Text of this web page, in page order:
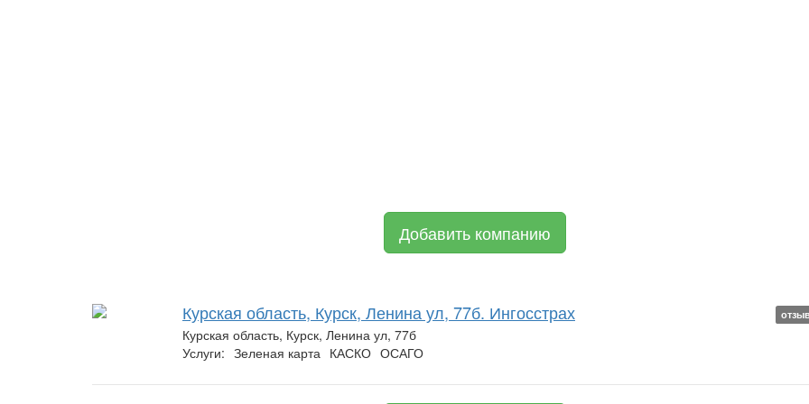
Добавить компанию
Курская область, Курск, Ленина ул, 77б. Ингосстрах
Курская область, Курск, Ленина ул, 77б
Услуги: Зеленая карта КАСКО ОСАГО